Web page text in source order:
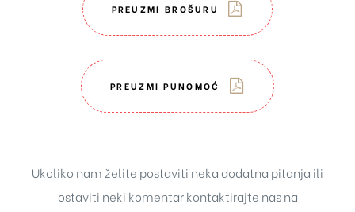
PREUZMI BROŠURU
PREUZMI PUNOMOĆ
Ukoliko nam želite postaviti neka dodatna pitanja ili
ostaviti neki komentar kontaktirajte nas na